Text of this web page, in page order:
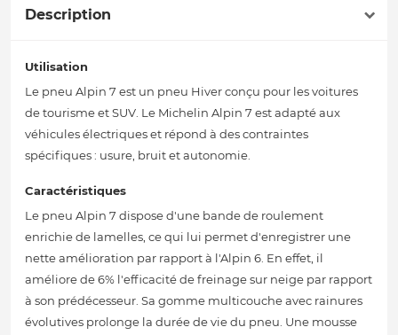
Description
Utilisation
Le pneu Alpin 7 est un pneu Hiver conçu pour les voitures
de tourisme et SUV. Le Michelin Alpin 7 est adapté aux
véhicules électriques et répond à des contraintes
spécifiques : usure, bruit et autonomie.
Caractéristiques
Le pneu Alpin 7 dispose d'une bande de roulement
enrichie de lamelles, ce qui lui permet d'enregistrer une
nette amélioration par rapport à l'Alpin 6. En effet, il
améliore de 6% l'efficacité de freinage sur neige par rapport
à son prédécesseur. Sa gomme multicouche avec rainures
évolutives prolonge la durée de vie du pneu. Une mousse